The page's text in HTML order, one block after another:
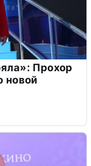
Прохор
новой